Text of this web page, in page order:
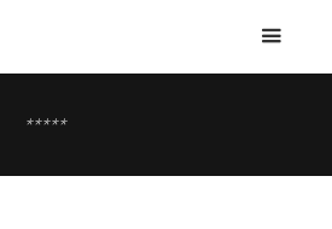
*****